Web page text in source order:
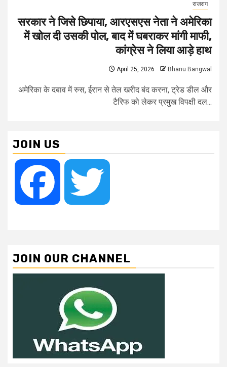
राजराग
सरकार ने जिसे छिपाया, आरएसएस नेता ने अमेरिका
में खोल दी उसकी पोल, बाद में घबराकर मांगी माफी,
कांग्रेस ने लिया आड़े हाथ
April 25, 2026 Bhanu Bangwal
अमेरिका के दबाव में रुस, ईरान से तेल खरीद बंद करना, ट्रेड डील और
टैरिफ को लेकर प्रमुख विपक्षी दल...
JOIN US
Facebook
JOIN OUR CHANNEL